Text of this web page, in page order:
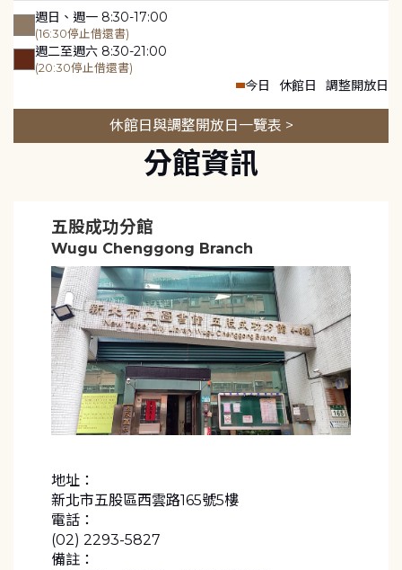
週日、週一 8:30-17:00
(16:30停止借還書)
週二至週六 8:30-21:00
(20:30停止借還書)
今日 休館日 調整開放日
休館日與調整開放日一覽表 >
分館資訊
五股成功分館
Wugu Chenggong Branch
地址：
新北市五股區西雲路165號5樓
電話：
(02) 2293-5827
備註：